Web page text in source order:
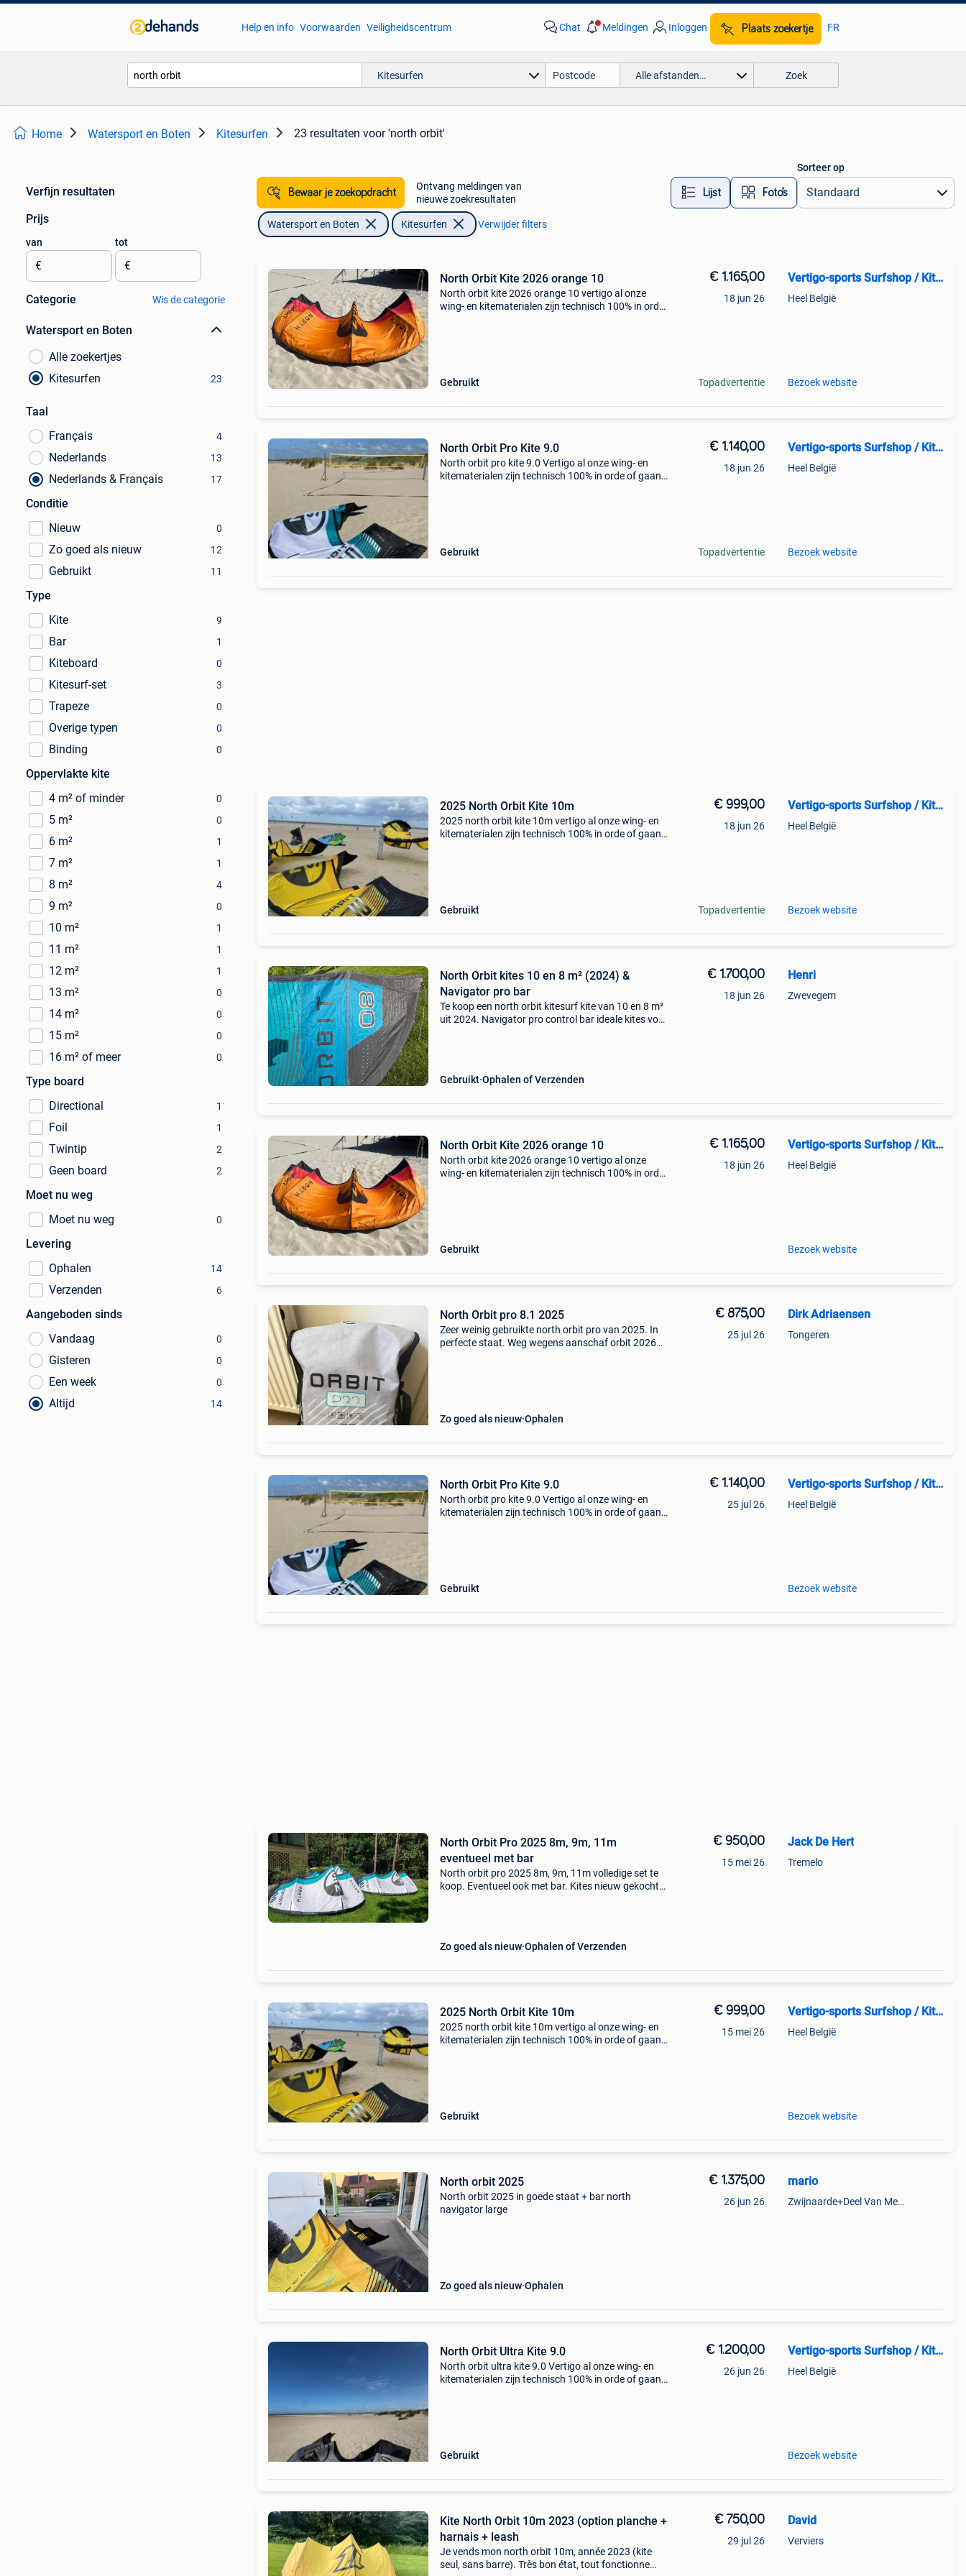
Help en info Voorwaarden Veiligheidscentrum Chat Meldingen Inloggen Plaats zoekertje FR
Kitesurfen Alle afstanden… Zoek
Home Watersport en Boten Kitesurfen 23 resultaten voor 'north orbit'
Verfijn resultaten
Prijs
van
€
tot
€
Categorie Wis de categorie
Watersport en Boten
Alle zoekertjes
Kitesurfen
23
Taal
Français
4
Nederlands 13
Nederlands & Français 17
Conditie
Nieuw
0
Zo goed als nieuw 12
Gebruikt 11
Type
Kite
9
Bar 1
Kiteboard 0
Kitesurf-set 3
Trapeze 0
Overige typen 0
Binding 0
Oppervlakte kite
4 m² of minder
0
5 m² 0
6 m² 1
7 m² 1
8 m² 4
9 m² 0
10 m² 1
11 m² 1
12 m² 1
13 m² 0
14 m² 0
15 m² 0
16 m² of meer 0
Type board
Directional
1
Foil 1
Twintip 2
Geen board 2
Moet nu weg
Moet nu weg
0
Levering
Ophalen
14
Verzenden 6
Aangeboden sinds
Vandaag
0
Gisteren 0
Een week 0
Altijd 14
Bewaar je zoekopdracht
Ontvang meldingen van
nieuwe zoekresultaten
Lijst Foto’s
Sorteer op
Watersport en Boten Kitesurfen Verwijder filters
North Orbit Kite 2026 orange 10
North orbit kite 2026 orange 10 vertigo al onze
wing- en kitematerialen zijn technisch 100% in orde
Gebruikt
€ 1.165,00
18 jun 26
Topadvertentie
Vertigo-sports Surfshop / Kitesurfschool
Heel België
Bezoek website
North Orbit Pro Kite 9.0
North orbit pro kite 9.0 Vertigo al onze wing- en
kitematerialen zijn technisch 100% in orde of gaan
Gebruikt
€ 1.140,00
18 jun 26
Topadvertentie
Vertigo-sports Surfshop / Kitesurfschool
Heel België
Bezoek website
2025 North Orbit Kite 10m
2025 north orbit kite 10m vertigo al onze wing- en
kitematerialen zijn technisch 100% in orde of gaan
Gebruikt
€ 999,00
18 jun 26
Topadvertentie
Vertigo-sports Surfshop / Kitesurfschool
Heel België
Bezoek website
North Orbit kites 10 en 8 m² (2024) &
Navigator pro bar
Te koop een north orbit kitesurf kite van 10 en 8 m²
uit 2024. Navigator pro control bar ideale kites voor
Gebruikt Ophalen of Verzenden
€ 1.700,00
18 jun 26
Henri
Zwevegem
North Orbit Kite 2026 orange 10
North orbit kite 2026 orange 10 vertigo al onze
wing- en kitematerialen zijn technisch 100% in orde
Gebruikt
€ 1.165,00
18 jun 26
Vertigo-sports Surfshop / Kitesurfschool
Heel België
Bezoek website
North Orbit pro 8.1 2025
Zeer weinig gebruikte north orbit pro van 2025. In
perfecte staat. Weg wegens aanschaf orbit 2026
Zo goed als nieuw Ophalen
€ 875,00
25 jul 26
Dirk Adriaensen
Tongeren
North Orbit Pro Kite 9.0
North orbit pro kite 9.0 Vertigo al onze wing- en
kitematerialen zijn technisch 100% in orde of gaan
Gebruikt
€ 1.140,00
25 jul 26
Vertigo-sports Surfshop / Kitesurfschool
Heel België
Bezoek website
North Orbit Pro 2025 8m, 9m, 11m
eventueel met bar
North orbit pro 2025 8m, 9m, 11m volledige set te
koop. Eventueel ook met bar. Kites nieuw gekocht
Zo goed als nieuw Ophalen of Verzenden
€ 950,00
15 mei 26
Jack De Hert
Tremelo
2025 North Orbit Kite 10m
2025 north orbit kite 10m vertigo al onze wing- en
kitematerialen zijn technisch 100% in orde of gaan
Gebruikt
€ 999,00
15 mei 26
Vertigo-sports Surfshop / Kitesurfschool
Heel België
Bezoek website
North orbit 2025
North orbit 2025 in goede staat + bar north
navigator large
Zo goed als nieuw Ophalen
€ 1.375,00
26 jun 26
mario
Zwijnaarde+Deel Van Merelbeke
North Orbit Ultra Kite 9.0
North orbit ultra kite 9.0 Vertigo al onze wing- en
kitematerialen zijn technisch 100% in orde of gaan
Gebruikt
€ 1.200,00
26 jun 26
Vertigo-sports Surfshop / Kitesurfschool
Heel België
Bezoek website
Kite North Orbit 10m 2023 (option planche +
harnais + leash
Je vends mon north orbit 10m, année 2023 (kite
seul, sans barre). Très bon état, tout fonctionne
€ 750,00
29 jul 26
David
Verviers